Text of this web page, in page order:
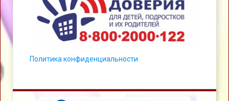
Политика конфиденциальности